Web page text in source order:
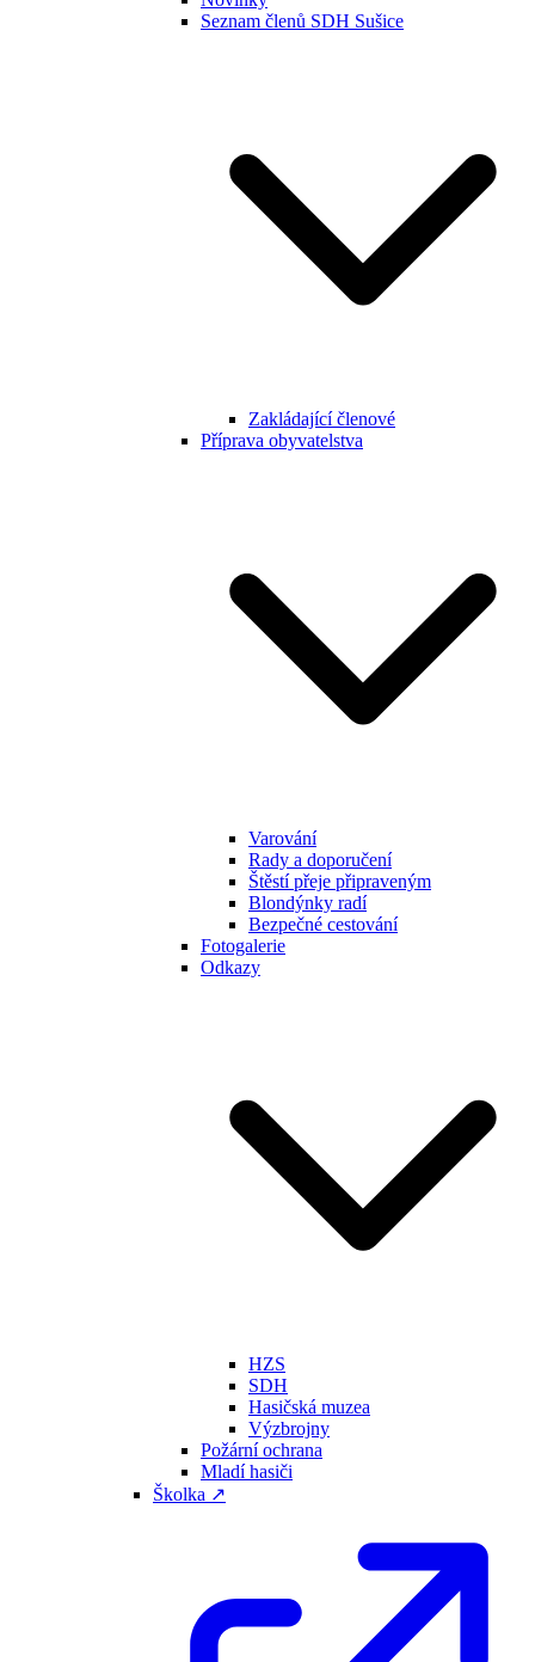
Seznam členů SDH Sušice
Zakládající členové
Příprava obyvatelstva
Varování
Rady a doporučení
Štěstí přeje připraveným
Blondýnky radí
Bezpečné cestování
Fotogalerie
Odkazy
HZS
SDH
Hasičská muzea
Výzbrojny
Požární ochrana
Mladí hasiči
Školka ↗